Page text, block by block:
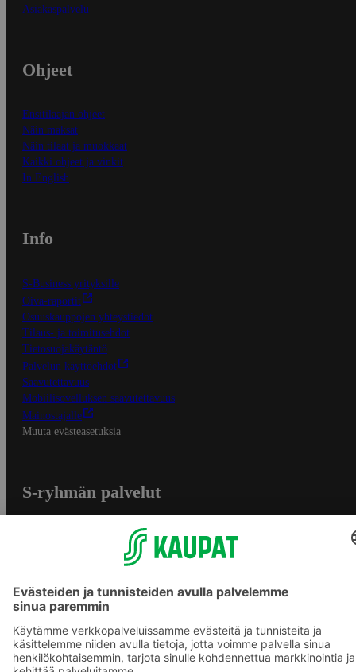
Asiakaspalvelu
Ohjeet
Ensitilaajan ohjeet
Näin maksat
Näin tilaat ja muokkaat
Kaikki ohjeet ja vinkit
In English
Info
S-Business yrityksille
Oiva-raportit
Osuuskauppojen yhteystiedot
Tilaus- ja toimitusehdot
Tietosuojakäytäntö
Palvelun käyttöehdot
Saavutettavuus
Mobiilisovelluksen saavutettavuus
Mainostajalle
Muuta evästeasetuksia
S-ryhmän palvelut
S-ostoslista -sovellus
Prisma.fi
Sokos.fi
S-Pankki
Yhteishyvä